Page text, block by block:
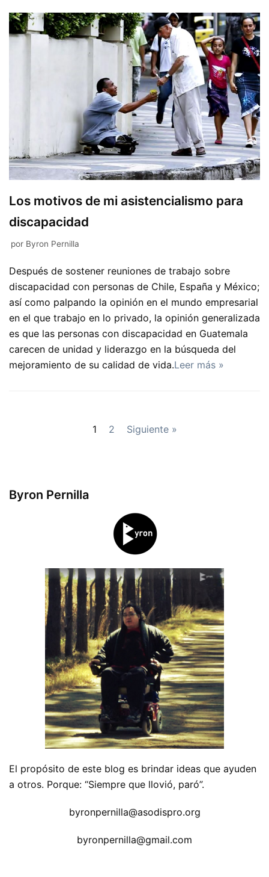
Los motivos de mi asistencialismo para
discapacidad
por Byron Pernilla
Después de sostener reuniones de trabajo sobre
discapacidad con personas de Chile, España y México;
así como palpando la opinión en el mundo empresarial
en el que trabajo en lo privado, la opinión generalizada
es que las personas con discapacidad en Guatemala
carecen de unidad y liderazgo en la búsqueda del
mejoramiento de su calidad de vida.Leer más »
1 2 Siguiente »
Byron Pernilla
El propósito de este blog es brindar ideas que ayuden
a otros. Porque: “Siempre que llovió, paró”.
byronpernilla@asodispro.org
byronpernilla@gmail.com